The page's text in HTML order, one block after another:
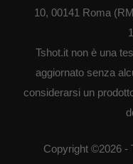
10, 00141 Roma
Tshot.it non è una
aggiornato senza
considerarsi un
Copyright ©2026 -